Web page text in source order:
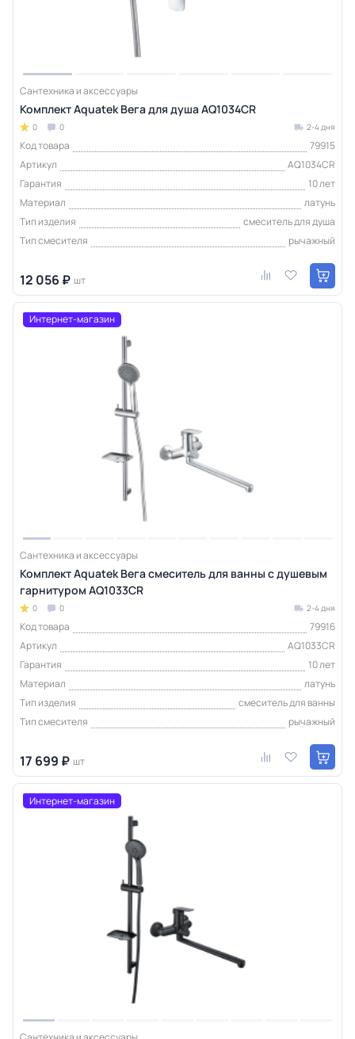
Сантехника и аксессуары
Комплект Aquatek Вега для душа AQ1034CR
0 0 2-4 дня
Код товара
79915
Артикул
AQ1034CR
Гарантия
10 лет
Материал
латунь
Тип изделия
смеситель для душа
Тип смесителя
рычажный
12 056 ₽ шт
Интернет-магазин
Сантехника и аксессуары
Комплект Aquatek Вега смеситель для ванны с душевым
гарнитуром AQ1033CR
0 0 2-4 дня
Код товара
79916
Артикул
AQ1033CR
Гарантия
10 лет
Материал
латунь
Тип изделия
смеситель для ванны
Тип смесителя
рычажный
17 699 ₽ шт
Интернет-магазин